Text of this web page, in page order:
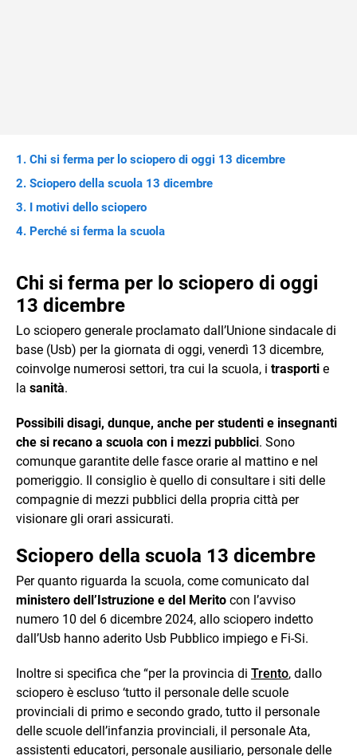
Chi si ferma per lo sciopero di oggi 13 dicembre
Sciopero della scuola 13 dicembre
I motivi dello sciopero
Perché si ferma la scuola
Chi si ferma per lo sciopero di oggi
13 dicembre
Lo sciopero generale proclamato dall’Unione sindacale di
base (Usb) per la giornata di oggi, venerdì 13 dicembre,
coinvolge numerosi settori, tra cui la scuola, i trasporti e
la sanità.
Possibili disagi, dunque, anche per studenti e insegnanti
che si recano a scuola con i mezzi pubblici. Sono
comunque garantite delle fasce orarie al mattino e nel
pomeriggio. Il consiglio è quello di consultare i siti delle
compagnie di mezzi pubblici della propria città per
visionare gli orari assicurati.
Sciopero della scuola 13 dicembre
Per quanto riguarda la scuola, come comunicato dal
ministero dell’Istruzione e del Merito con l’avviso
numero 10 del 6 dicembre 2024, allo sciopero indetto
dall’Usb hanno aderito Usb Pubblico impiego e Fi-Si.
Inoltre si specifica che “per la provincia di Trento, dallo
sciopero è escluso ‘tutto il personale delle scuole
provinciali di primo e secondo grado, tutto il personale
delle scuole dell’infanzia provinciali, il personale Ata,
assistenti educatori, personale ausiliario, personale delle